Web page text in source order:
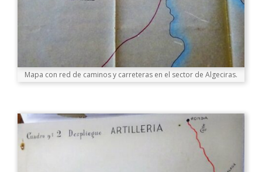
Mapa con red de caminos y carreteras en el sector de Algeciras.